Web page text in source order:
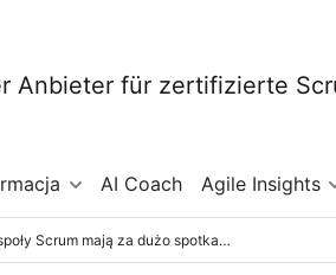
AI Coach Agile Insights
Czy zespoły Scrum mają za dużo spotkań?